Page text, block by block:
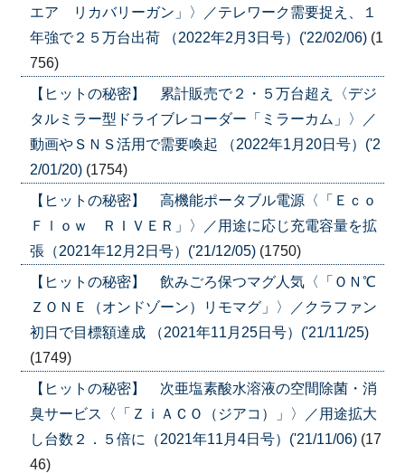
エア リカバリーガン」〉／テレワーク需要捉え、１
年強で２５万台出荷 （2022年2月3日号）('22/02/06) (1
756)
【ヒットの秘密】 累計販売で２・５万台超え〈デジ
タルミラー型ドライブレコーダー「ミラーカム」〉／
動画やＳＮＳ活用で需要喚起 （2022年1月20日号）('2
2/01/20) (1754)
【ヒットの秘密】 高機能ポータブル電源〈「Ｅｃｏ
Ｆｌｏｗ ＲＩＶＥＲ」〉／用途に応じ充電容量を拡
張（2021年12月2日号）('21/12/05) (1750)
【ヒットの秘密】 飲みごろ保つマグ人気〈「ＯＮ℃
ＺＯＮＥ（オンドゾーン）リモマグ」〉／クラファン
初日で目標額達成 （2021年11月25日号）('21/11/25)
(1749)
【ヒットの秘密】 次亜塩素酸水溶液の空間除菌・消
臭サービス〈「ＺｉＡＣＯ（ジアコ）」〉／用途拡大
し台数２．５倍に（2021年11月4日号）('21/11/06) (17
46)